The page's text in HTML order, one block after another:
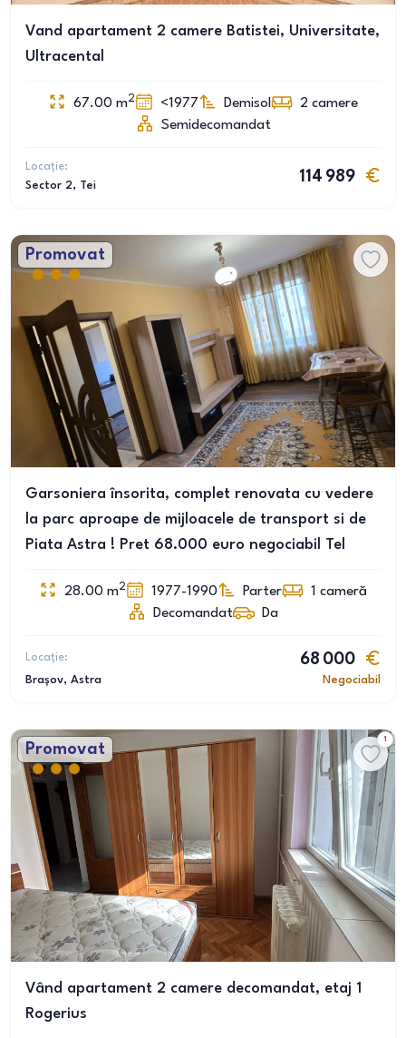
Vand apartament 2 camere Batistei, Universitate,
Ultracental
67.00 m2 <1977 Demisol 2 camere
Semidecomandat
Locație:
Sector 2, Tei
114 989
Promovat
Garsoniera însorita, complet renovata cu vedere
la parc aproape de mijloacele de transport si de
Piata Astra ! Pret 68.000 euro negociabil Tel
28.00 m2 1977-1990 Parter 1 cameră
Decomandat
Da
Locație:
Brașov, Astra
68 000
Negociabil
Promovat
1
Vând apartament 2 camere decomandat, etaj 1
Rogerius